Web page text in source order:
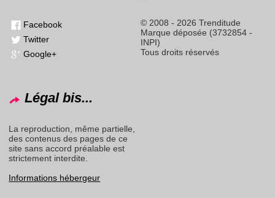
Facebook
Twitter
Google+
© 2008 - 2026 Trenditude
Marque déposée (3732854 -
INPI)
Tous droits réservés
Légal bis...
La reproduction, même partielle,
des contenus des pages de ce
site sans accord préalable est
strictement interdite.
Informations hébergeur